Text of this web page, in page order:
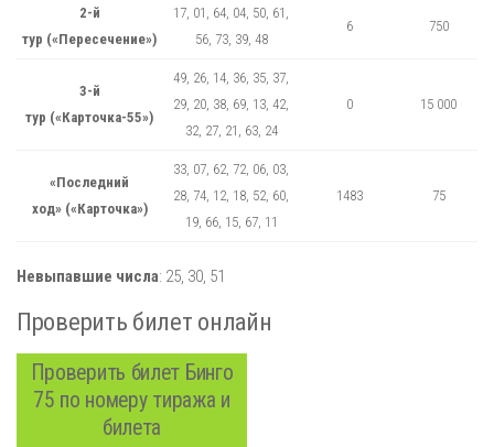
2-й
тур («Пересечение»)
17, 01, 64, 04, 50, 61,
56, 73, 39, 48
6 750
3-й
тур («Карточка-55»)
49, 26, 14, 36, 35, 37,
29, 20, 38, 69, 13, 42,
32, 27, 21, 63, 24
0 15 000
«Последний
ход» («Карточка»)
33, 07, 62, 72, 06, 03,
28, 74, 12, 18, 52, 60,
19, 66, 15, 67, 11
1483 75
Невыпавшие числа: 25, 30, 51
Проверить билет онлайн
Проверить билет Бинго
75 по номеру тиража и
билета